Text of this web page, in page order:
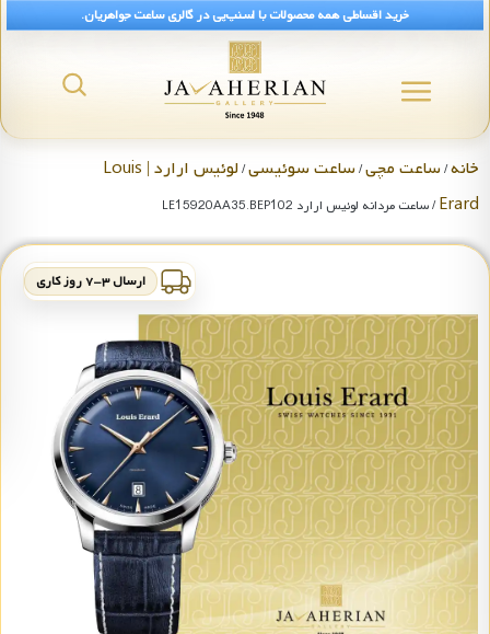
خرید اقساطی همه محصولات با اسنپ‌پی در گالری ساعت جواهریان.
خانه/ساعت مچی/ساعت سوئیسی/
لوئیس ارارد | Louis
Erard/ ساعت مردانه لوئیس ارارد LE15920AA35.BEP102
ارسال ۳-۷ روز کاری